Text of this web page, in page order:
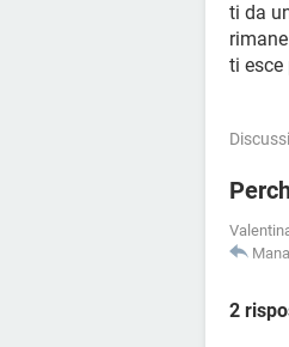
ti da
ti esce
2